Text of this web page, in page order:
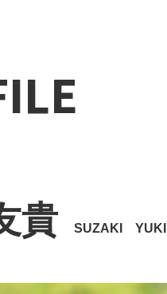
貴 SUZAKI YUKI